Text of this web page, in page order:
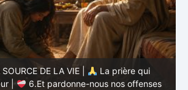
DE LA VIE |
La prière qui
|
6.Et pardonne-nous nos offenses